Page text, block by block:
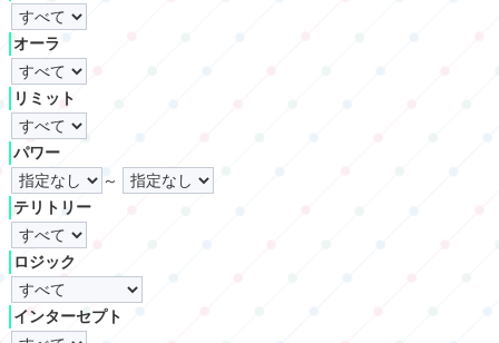
オーラ
リミット
パワー
～
テリトリー
ロジック
インターセプト